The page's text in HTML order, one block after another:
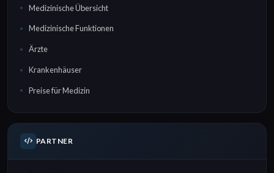
Medizinische Übersicht
Medizinische Funktionen
Ärzte
Krankenhäuser
Preise für Medizin
PARTNER